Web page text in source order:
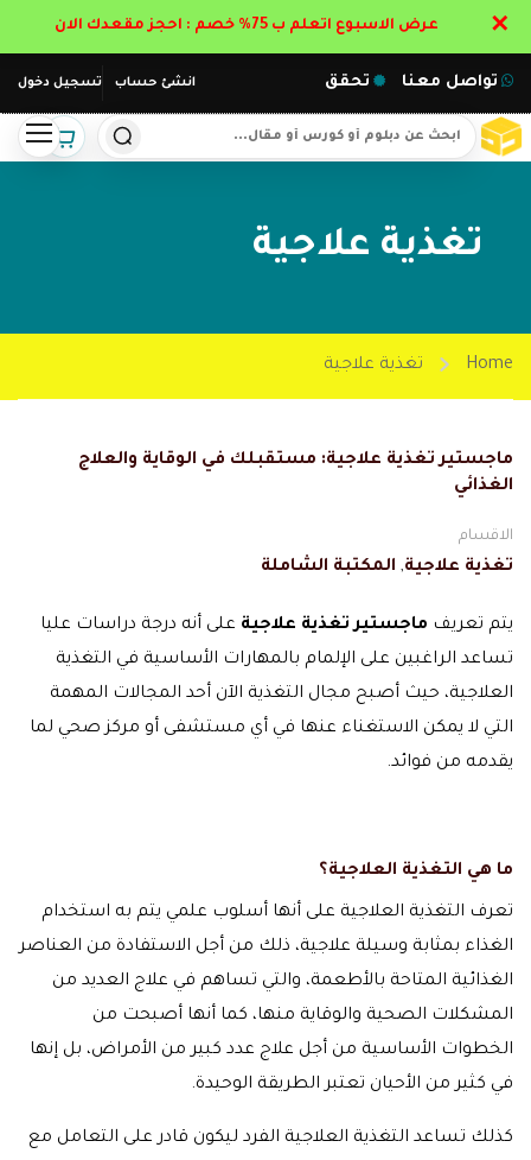
انشئ حساب تسجيل دخول تواصل معنا تحقق
تغذية علاجية
Home تغذية علاجية
ماجستير تغذية علاجية: مستقبلك في الوقاية والعلاج
الغذائي
الاقسام
تغذية علاجية, المكتبة الشاملة
يتم تعريف ماجستير تغذية علاجية على أنه درجة دراسات عليا
تساعد الراغبين على الإلمام بالمهارات الأساسية في التغذية
العلاجية، حيث أصبح مجال التغذية الآن أحد المجالات المهمة
التي لا يمكن الاستغناء عنها في أي مستشفى أو مركز صحي لما
يقدمه من فوائد.
ما هي التغذية العلاجية؟
تعرف التغذية العلاجية على أنها أسلوب علمي يتم به استخدام
الغذاء بمثابة وسيلة علاجية، ذلك من أجل الاستفادة من العناصر
الغذائية المتاحة بالأطعمة، والتي تساهم في علاج العديد من
المشكلات الصحية والوقاية منها، كما أنها أصبحت من
الخطوات الأساسية من أجل علاج عدد كبير من الأمراض، بل إنها
في كثير من الأحيان تعتبر الطريقة الوحيدة.
كذلك تساعد التغذية العلاجية الفرد ليكون قادر على التعامل مع
عرض الاسبوع اتعلم ب 75% خصم : احجز مقعدك الان ✕